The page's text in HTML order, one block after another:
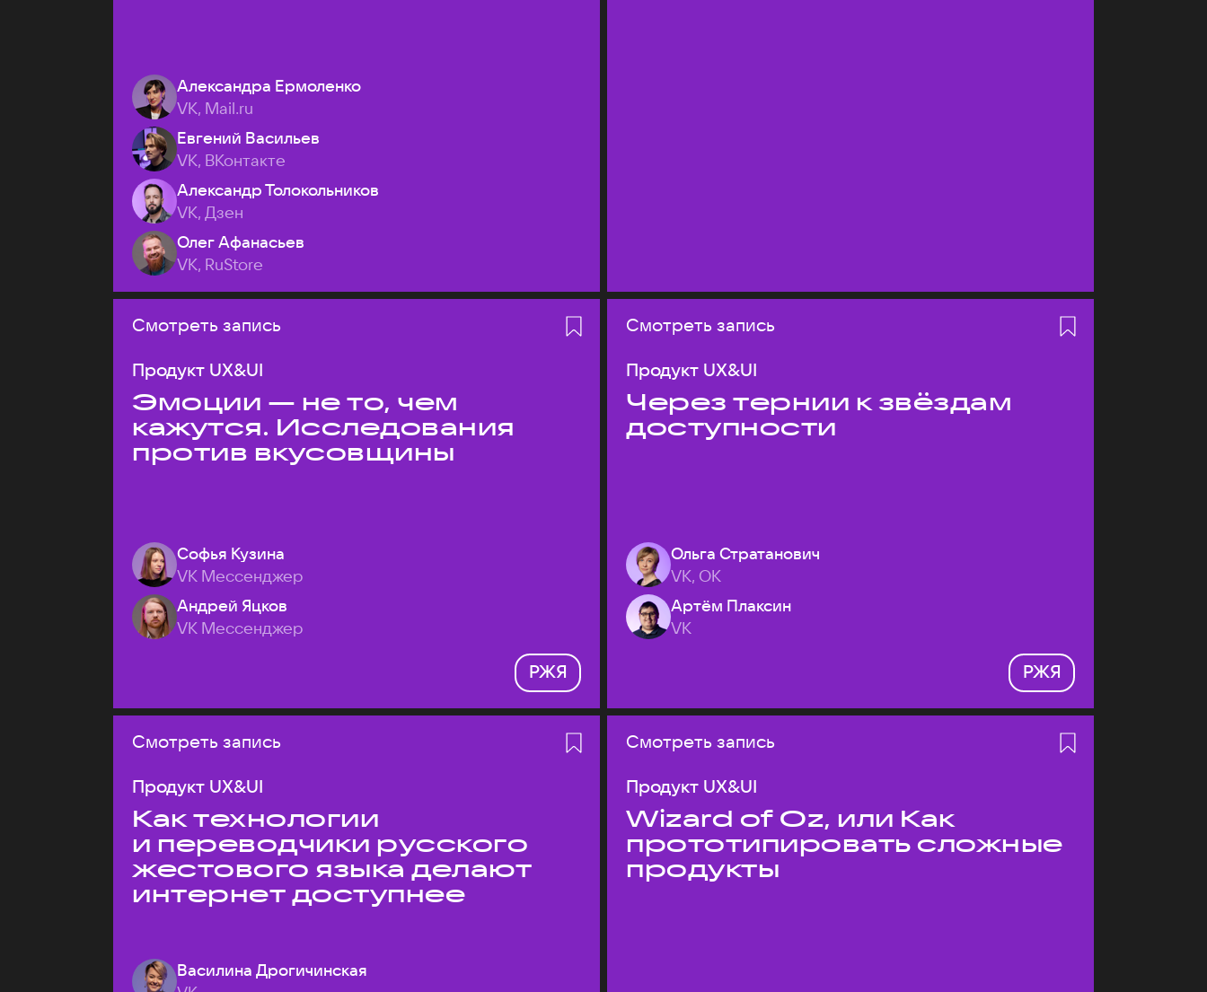
Александра Ермоленко
VK, Mail.ru
Евгений Васильев
VK, ВКонтакте
Александр Толокольников
VK, Дзен
Олег Афанасьев
VK, RuStore
Смотреть запись
Продукт UX&UI
Эмоции — не то, чем
кажутся. Исследования
против вкусовщины
Софья Кузина
VK Мессенджер
Андрей Яцков
VK Мессенджер
РЖЯ
Смотреть запись
Продукт UX&UI
Через тернии к звёздам
доступности
Ольга Стратанович
VK, ОК
Артём Плаксин
VK
РЖЯ
Смотреть запись
Продукт UX&UI
Как технологии
и переводчики русского
жестового языка делают
интернет доступнее
Василина Дрогичинская
Смотреть запись
Продукт UX&UI
Wizard of Oz, или Как
прототипировать сложные
продукты